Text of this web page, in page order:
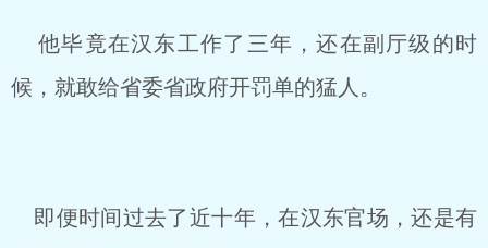
他毕竟在汉东工作了三年，还在副厅级的时
候，就敢给省委省政府开罚单的猛人。
即便时间过去了近十年，在汉东官场，还是有